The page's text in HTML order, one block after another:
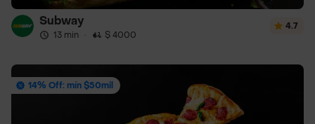
Subway
13 min · $ 4000
4.7
14% Off: mín $50mil